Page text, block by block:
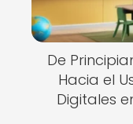
De
Hacia el
Digitales